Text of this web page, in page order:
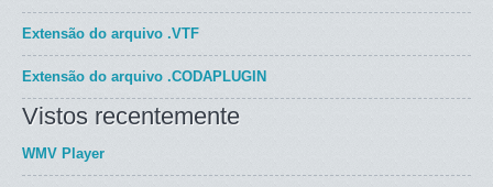
Extensão do arquivo .VTF
Extensão do arquivo .CODAPLUGIN
Vistos recentemente
WMV Player